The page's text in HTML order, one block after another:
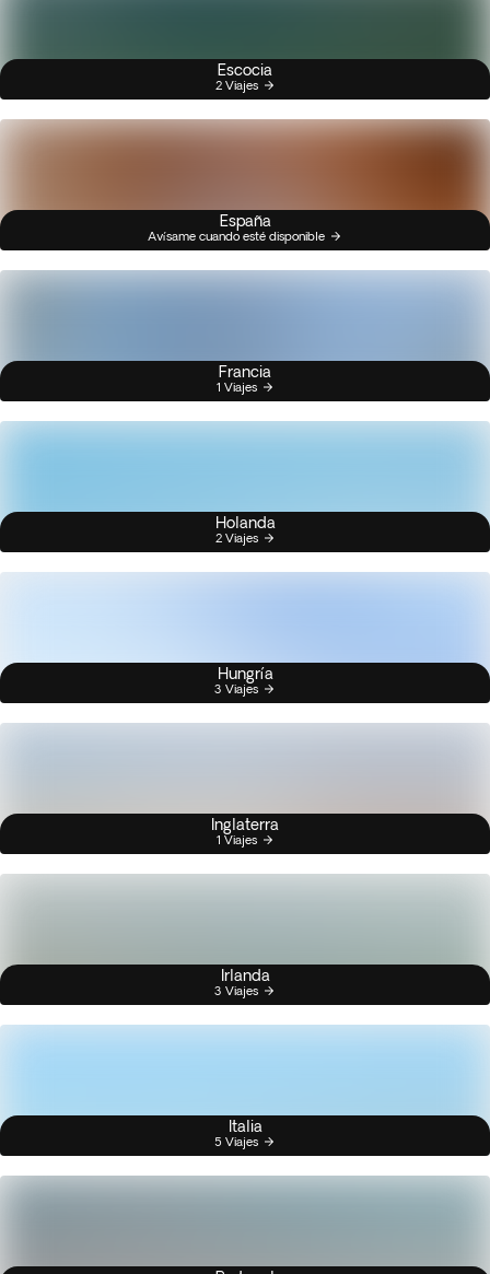
Escocia
2 Viajes
España
Avísame cuando esté disponible
Francia
1 Viajes
Holanda
2 Viajes
Hungría
3 Viajes
Inglaterra
1 Viajes
Irlanda
3 Viajes
Italia
5 Viajes